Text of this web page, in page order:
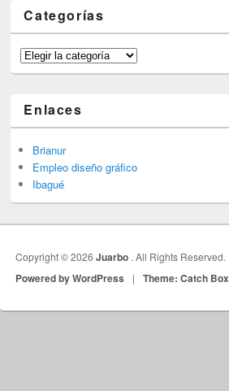
Categorías
Categorías
Enlaces
Brianur
Empleo diseño gráfico
Ibagué
Copyright © 2026Juarbo . All Rights Reserved.
Powered by WordPress | Theme: Catch Box